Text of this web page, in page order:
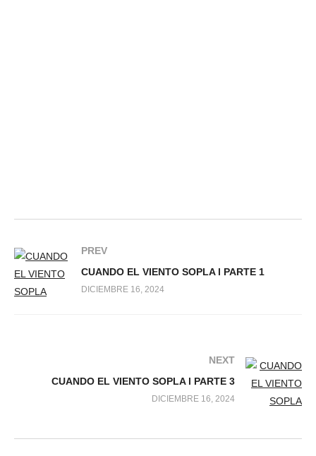
PREV
CUANDO EL VIENTO SOPLA l PARTE 1
DICIEMBRE 16, 2024
NEXT
CUANDO EL VIENTO SOPLA l PARTE 3
DICIEMBRE 16, 2024